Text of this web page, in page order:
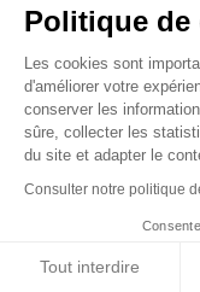
INFORMATIONS
CONTACT
Marchand
Politique de
Les cookies sont
d'améliorer votre
conserver les
sûre, collecter les
du site et adapter le
Consulter notre politique
Tout interdire